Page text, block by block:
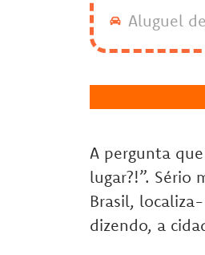
Aluguel
A pergunta
lugar?!”. Sério
Brasil,
dizendo, a